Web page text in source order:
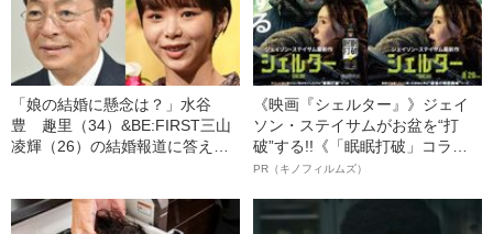
「娘の結婚に懸念は？」水谷
豊 趣里（34）&BE:FIRST三山
凌輝（26）の結婚報道に答え
《映画『シェルター』》ジェイ
ソン・ステイサムがお盆を“打
破”する!!《「眠眠打破」コラ
ボ》
PR（キノフィルムズ）